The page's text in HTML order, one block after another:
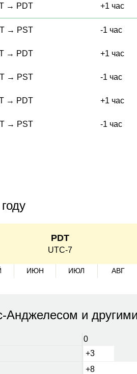
→ PDT +1 час
→ PST -1 час
→ PDT +1 час
→ PST -1 час
→ PDT +1 час
→ PST -1 час
PDT
UTC-7
ИЮН ИЮЛ АВГ
и
0
+3
+8